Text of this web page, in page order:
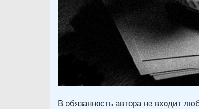
В обязанность автора не входит